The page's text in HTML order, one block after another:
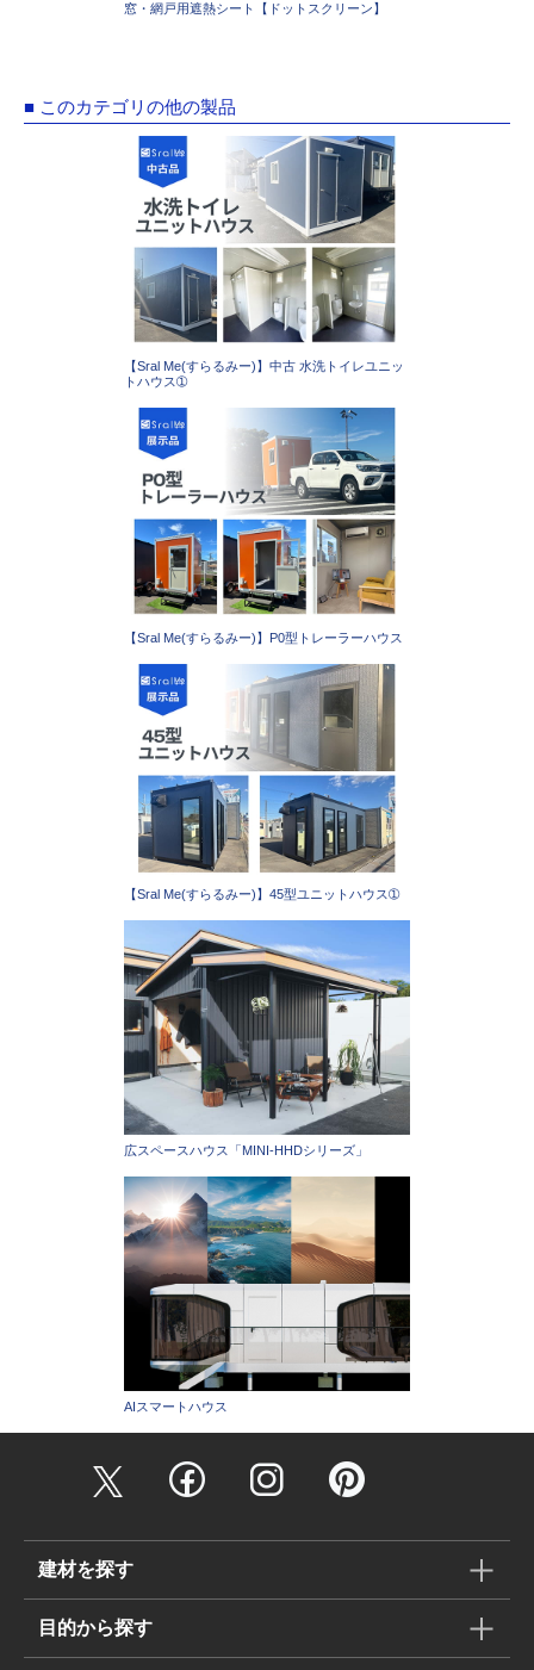
窓・網戸用遮熱シート【ドットスクリーン】
■ このカテゴリの他の製品
【Sral Me(すらるみー)】中古 水洗トイレユニッ
トハウス➀
【Sral Me(すらるみー)】P0型トレーラーハウス
【Sral Me(すらるみー)】45型ユニットハウス➀
広スペースハウス「MINI-HHDシリーズ」
AIスマートハウス
建材を探す
目的から探す